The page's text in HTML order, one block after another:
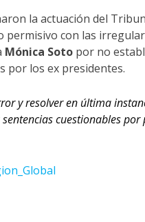
la actuación del
permisivo con las
Mónica Soto por no
por los ex presidentes.
y resolver en última
cuestionables